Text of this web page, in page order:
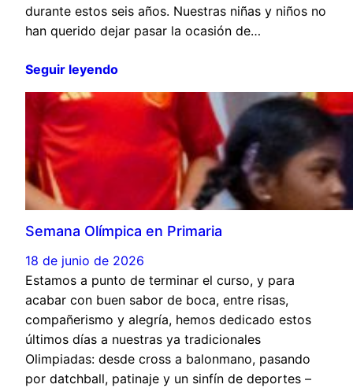
durante estos seis años. Nuestras niñas y niños no
han querido dejar pasar la ocasión de…
Seguir leyendo
Semana Olímpica en Primaria
18 de junio de 2026
Estamos a punto de terminar el curso, y para
acabar con buen sabor de boca, entre risas,
compañerismo y alegría, hemos dedicado estos
últimos días a nuestras ya tradicionales
Olimpiadas: desde cross a balonmano, pasando
por datchball, patinaje y un sinfín de deportes –